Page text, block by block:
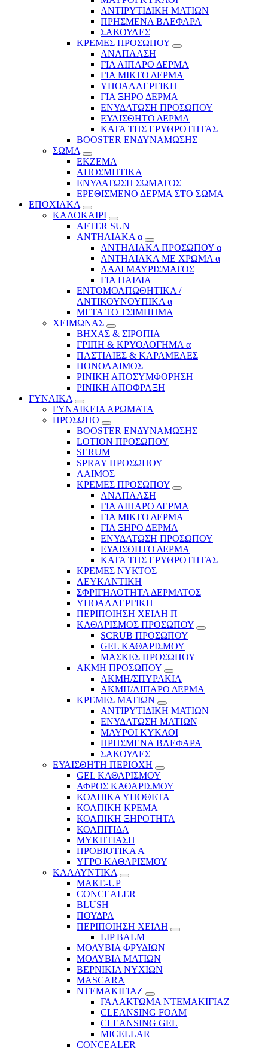
ΑΝΤΙΡΥΤΙΔΙΚΗ ΜΑΤΙΩΝ
ΠΡΗΣΜΕΝΑ ΒΛΕΦΑΡΑ
ΣΑΚΟΥΛΕΣ
ΚΡΕΜΕΣ ΠΡΟΣΩΠΟΥ
ΑΝΑΠΛΑΣΗ
ΓΙΑ ΛΙΠΑΡΟ ΔΕΡΜΑ
ΓΙΑ ΜΙΚΤΟ ΔΕΡΜΑ
ΥΠΟΑΛΛΕΡΓΙΚΗ
ΓΙΑ ΞΗΡΟ ΔΕΡΜΑ
ΕΝΥΔΑΤΩΣΗ ΠΡΟΣΩΠΟΥ
ΕΥΑΙΣΘΗΤΟ ΔΕΡΜΑ
ΚΑΤΑ ΤΗΣ ΕΡΥΘΡΟΤΗΤΑΣ
BOOSTER ΕΝΔΥΝΑΜΩΣΗΣ
ΣΩΜΑ
ΕΚΖΕΜΑ
ΑΠΟΣΜΗΤΙΚΑ
ΕΝΥΔΑΤΩΣΗ ΣΩΜΑΤΟΣ
ΕΡΕΘΙΣΜΕΝΟ ΔΕΡΜΑ ΣΤΟ ΣΩΜΑ
ΕΠΟΧΙΑΚΑ
ΚΑΛΟΚΑΙΡΙ
AFTER SUN
ΑΝΤΗΛΙΑΚΑ α
ΑΝΤΗΛΙΑΚΑ ΠΡΟΣΩΠΟΥ α
ΑΝΤΗΛΙΑΚΑ ΜΕ ΧΡΩΜΑ α
ΛΑΔΙ ΜΑΥΡΙΣΜΑΤΟΣ
ΓΙΑ ΠΑΙΔΙΑ
ΕΝΤΟΜΟΑΠΩΘΗΤΙΚΑ /
ΑΝΤΙΚΟΥΝΟΥΠΙΚΑ α
ΜΕΤΑ ΤΟ ΤΣΙΜΠΗΜΑ
ΧΕΙΜΩΝΑΣ
ΒΗΧΑΣ & ΣΙΡΟΠΙΑ
ΓΡΙΠΗ & ΚΡΥΟΛΟΓΗΜΑ α
ΠΑΣΤΙΛΙΕΣ & ΚΑΡΑΜΕΛΕΣ
ΠΟΝΟΛΑΙΜΟΣ
ΡΙΝΙΚΗ ΑΠΟΣΥΜΦΟΡΗΣΗ
ΡΙΝΙΚΗ ΑΠΟΦΡΑΞΗ
ΓΥΝΑΙΚΑ
ΓΥΝΑΙΚΕΙΑ ΑΡΩΜΑΤΑ
ΠΡΟΣΩΠΟ
BOOSTER ΕΝΔΥΝΑΜΩΣΗΣ
LOTION ΠΡΟΣΩΠΟΥ
SERUM
SPRAY ΠΡΟΣΩΠΟΥ
ΛΑΙΜΟΣ
ΚΡΕΜΕΣ ΠΡΟΣΩΠΟΥ
ΑΝΑΠΛΑΣΗ
ΓΙΑ ΛΙΠΑΡΟ ΔΕΡΜΑ
ΓΙΑ ΜΙΚΤΟ ΔΕΡΜΑ
ΓΙΑ ΞΗΡΟ ΔΕΡΜΑ
ΕΝΥΔΑΤΩΣΗ ΠΡΟΣΩΠΟΥ
ΕΥΑΙΣΘΗΤΟ ΔΕΡΜΑ
ΚΑΤΑ ΤΗΣ ΕΡΥΘΡΟΤΗΤΑΣ
ΚΡΕΜΕΣ ΝΥΚΤΟΣ
ΛΕΥΚΑΝΤΙΚΗ
ΣΦΡΙΓΗΛΟΤΗΤΑ ΔΕΡΜΑΤΟΣ
ΥΠΟΑΛΛΕΡΓΙΚΗ
ΠΕΡΙΠΟΙΗΣΗ ΧΕΙΛΗ Π
ΚΑΘΑΡΙΣΜΟΣ ΠΡΟΣΩΠΟΥ
SCRUB ΠΡΟΣΩΠΟΥ
GEL ΚΑΘΑΡΙΣΜΟΥ
ΜΑΣΚΕΣ ΠΡΟΣΩΠΟΥ
ΑΚΜΗ ΠΡΟΣΩΠΟΥ
ΑΚΜΗ/ΣΠΥΡΑΚΙΑ
ΑΚΜΗ/ΛΙΠΑΡΟ ΔΕΡΜΑ
ΚΡΕΜΕΣ ΜΑΤΙΩΝ
ΑΝΤΙΡΥΤΙΔΙΚΗ ΜΑΤΙΩΝ
ΕΝΥΔΑΤΩΣΗ ΜΑΤΙΩΝ
ΜΑΥΡΟΙ ΚΥΚΛΟΙ
ΠΡΗΣΜΕΝΑ ΒΛΕΦΑΡΑ
ΣΑΚΟΥΛΕΣ
ΕΥΑΙΣΘΗΤΗ ΠΕΡΙΟΧΗ
GEL ΚΑΘΑΡΙΣΜΟΥ
ΑΦΡΟΣ ΚΑΘΑΡΙΣΜΟΥ
ΚΟΛΠΙΚΑ ΥΠΟΘΕΤΑ
ΚΟΛΠΙΚΗ ΚΡΕΜΑ
ΚΟΛΠΙΚΗ ΞΗΡΟΤΗΤΑ
ΚΟΛΠΙΤΙΔΑ
ΜΥΚΗΤΙΑΣΗ
ΠΡΟΒΙΟΤΙΚΑ Α
ΥΓΡΟ ΚΑΘΑΡΙΣΜΟΥ
ΚΑΛΛΥΝΤΙΚΑ
MAKE-UP
CONCEALER
BLUSH
ΠΟΥΔΡΑ
ΠΕΡΙΠΟΙΗΣΗ ΧΕΙΛΗ
LIP BALM
ΜΟΛΥΒΙΑ ΦΡΥΔΙΩΝ
ΜΟΛΥΒΙΑ ΜΑΤΙΩΝ
ΒΕΡΝΙΚΙΑ ΝΥΧΙΩΝ
MASCARA
ΝΤΕΜΑΚΙΓΙΑΖ
ΓΑΛΑΚΤΩΜΑ ΝΤΕΜΑΚΙΓΙΑΖ
CLEANSING FOAM
CLEANSING GEL
MICELLAR
CONCEALER